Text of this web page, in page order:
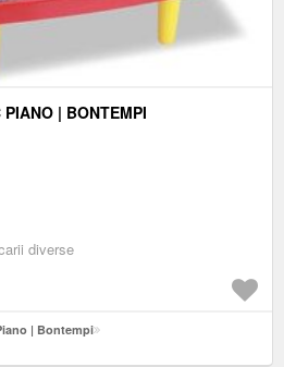
| BONTEMPI
diverse
| Bontempi